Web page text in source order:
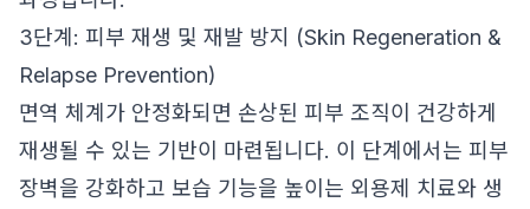
3단계: 피부 재생 및 재발 방지 (Skin Regeneration &
Relapse Prevention)
면역 체계가 안정화되면 손상된 피부 조직이 건강하게
재생될 수 있는 기반이 마련됩니다. 이 단계에서는 피부
장벽을 강화하고 보습 기능을 높이는 외용제 치료와 생